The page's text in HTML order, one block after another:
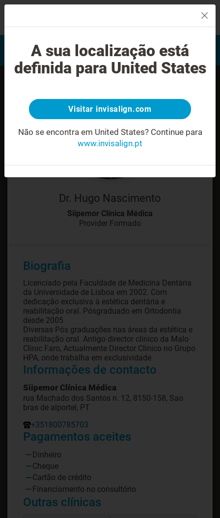
Avaliação do sorriso
Encontrar um Invisalign
provider
Dr. Hugo Nascimento
Siipemor Clínica Médica
Provider Formado
Biografia
Licenciado pela Faculdade de Medicina Dentária
da Universidade de Lisboa em 2002. Com
dedicação exclusiva à estética dentária e
reabilitação oral. Pósgraduado em Ortodontia
desde 2005
Diversas Pós graduações nas áreas da estética e
reabilitação oral. Antigo director clinico da Malo
Clinic Faro, Actualmente Director Clinico no Grupo
HPA, onde trabalha em exclusividade
Informações de contacto
Siipemor Clínica Médica
rua Machado dos Santos n. 12, 8150-158, Sao
bras de alportel, PT
+351800785703
Pagamentos aceites
Dinheiro
Cheque
Cartão de crédito
Financiamento no consultório
Outras clínicas
A sua localização está
definida para United States
Visitar invisalign.com
Não se encontra em United States? Continue para
www.invisalign.pt